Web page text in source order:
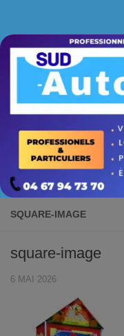
SQUARE-IMAGE
square-image
6 MAI 2026